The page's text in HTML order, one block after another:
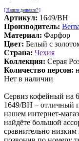
[ Нашли дешевле? ]
Артикул: 1649/BH
Производитель:
Материал: Фарфор
Цвет: Белый с
Страна: Чехия
Коллекция: Серая
Количество персон:
Нет в наличии
Сервиз кофейный на
1649/BH – отличный
нашем интернет-
найдёте большой
сравнительно